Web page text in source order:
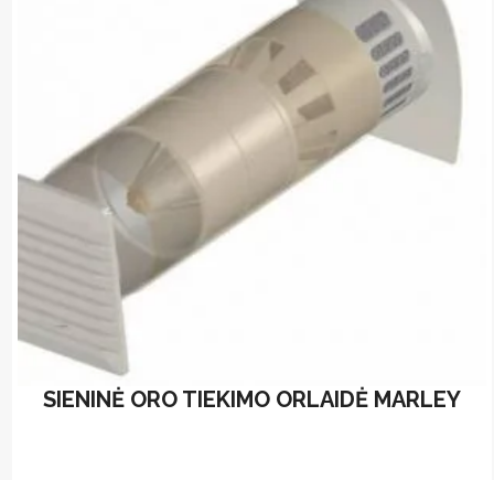
SIENINĖ ORO TIEKIMO ORLAIDĖ MARLEY